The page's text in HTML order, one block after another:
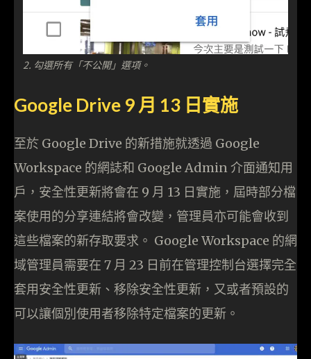
2. 勾選所有「不公開」選項。
Google Drive 9 月 13 日實施
至於 Google Drive 的新措施就透過 Google
Workspace 的網誌和 Google Admin 介面通知用
戶，安全性更新將會在 9 月 13 日實施，屆時部分檔
案使用的分享連結將會改變，管理員亦可能會收到
這些檔案的新存取要求。 Google Workspace 的網
域管理員需要在 7 月 23 日前在管理控制台選擇完全
套用安全性更新、移除安全性更新，又或者預設的
可以讓個別使用者移除特定檔案的更新。